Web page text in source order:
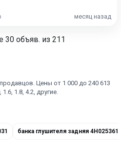
месяц назад
30объяв. из 211
Цены от 1 000 до 240 613
1.8, 4.2, другие.
банка глушителя задняя